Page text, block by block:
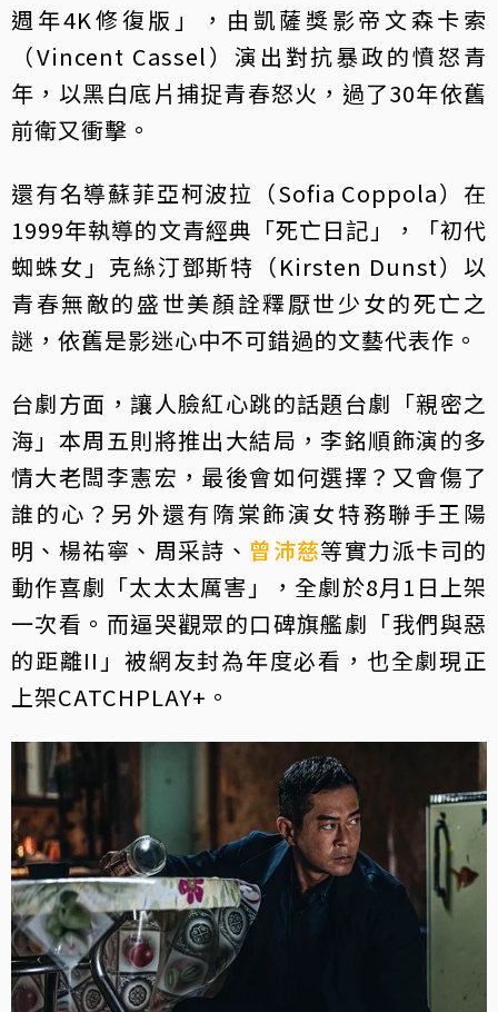
週年4K修復版」，由凱薩獎影帝文森卡索
（Vincent Cassel）演出對抗暴政的憤怒青
年，以黑白底片捕捉青春怒火，過了30年依舊
前衛又衝擊。
還有名導蘇菲亞柯波拉（Sofia Coppola）在
1999年執導的文青經典「死亡日記」，「初代
蜘蛛女」克絲汀鄧斯特（Kirsten Dunst）以
青春無敵的盛世美顏詮釋厭世少女的死亡之
謎，依舊是影迷心中不可錯過的文藝代表作。
台劇方面，讓人臉紅心跳的話題台劇「親密之
海」本周五則將推出大結局，李銘順飾演的多
情大老闆李憲宏，最後會如何選擇？又會傷了
誰的心？另外還有隋棠飾演女特務聯手王陽
明、楊祐寧、周采詩、 曾沛慈等實力派卡司的
動作喜劇「太太太厲害」，全劇於8月1日上架
一次看。而逼哭觀眾的口碑旗艦劇「我們與惡
的距離II」被網友封為年度必看，也全劇現正
上架CATCHPLAY+。